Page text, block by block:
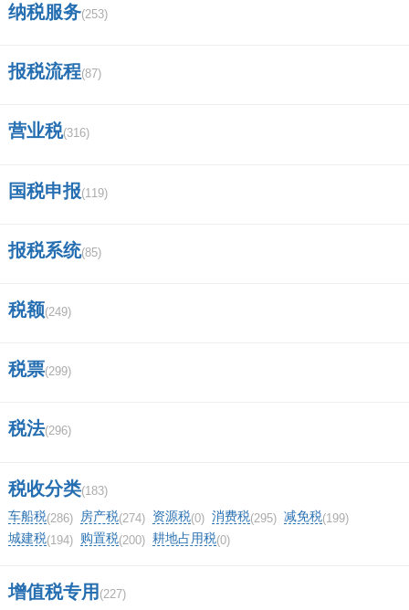
纳税服务(253)
报税流程(87)
营业税(316)
国税申报(119)
报税系统(85)
税额(249)
税票(299)
税法(296)
税收分类(183)
车船税(286) 房产税(274) 资源税(0) 消费税(295) 减免税(199)
城建税(194) 购置税(200) 耕地占用税(0)
增值税专用 (227)